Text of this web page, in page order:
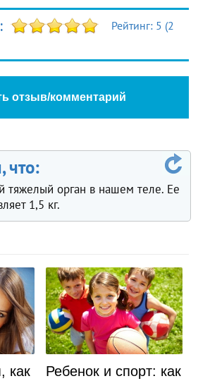
Рейтинг: 5 (2
отзыв/комментарий
что:
тяжелый орган в нашем теле. Ее
1,5 кг.
как
Ребенок и спорт: как